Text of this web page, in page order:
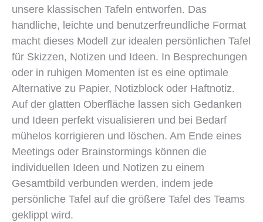
unsere klassischen Tafeln entworfen. Das
handliche, leichte und benutzerfreundliche Format
macht dieses Modell zur idealen persönlichen Tafel
für Skizzen, Notizen und Ideen. In Besprechungen
oder in ruhigen Momenten ist es eine optimale
Alternative zu Papier, Notizblock oder Haftnotiz.
Auf der glatten Oberfläche lassen sich Gedanken
und Ideen perfekt visualisieren und bei Bedarf
mühelos korrigieren und löschen. Am Ende eines
Meetings oder Brainstormings können die
individuellen Ideen und Notizen zu einem
Gesamtbild verbunden werden, indem jede
persönliche Tafel auf die größere Tafel des Teams
geklippt wird.